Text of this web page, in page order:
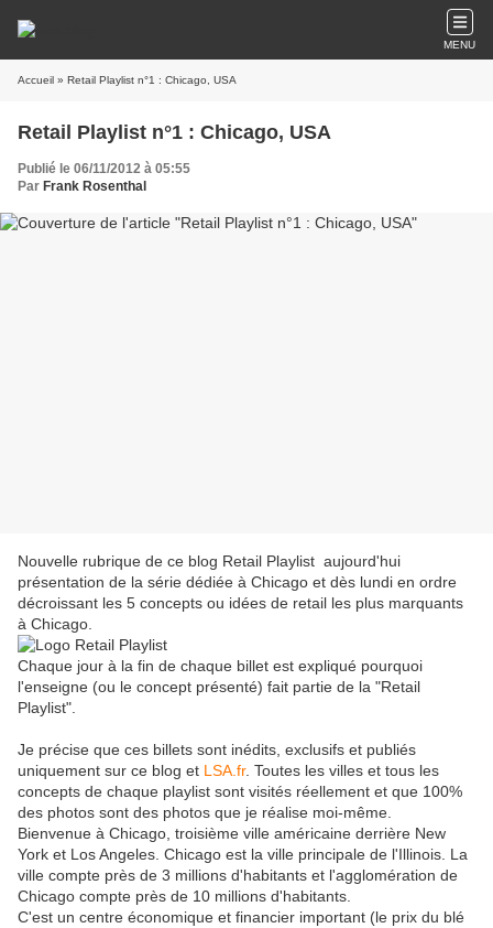
MENU
Accueil » Retail Playlist n°1 : Chicago, USA
Retail Playlist n°1 : Chicago, USA
Publié le 06/11/2012 à 05:55
Par Frank Rosenthal
Nouvelle rubrique de ce blog Retail Playlist aujourd'hui
présentation de la série dédiée à Chicago et dès lundi en ordre
décroissant les 5 concepts ou idées de retail les plus marquants
à Chicago.
Chaque jour à la fin de chaque billet est expliqué pourquoi
l'enseigne (ou le concept présenté) fait partie de la "Retail
Playlist".
Je précise que ces billets sont inédits, exclusifs et publiés
uniquement sur ce blog et LSA.fr. Toutes les villes et tous les
concepts de chaque playlist sont visités réellement et que 100%
des photos sont des photos que je réalise moi-même.
Bienvenue à Chicago, troisième ville américaine derrière New
York et Los Angeles. Chicago est la ville principale de l'Illinois. La
ville compte près de 3 millions d'habitants et l'agglomération de
Chicago compte près de 10 millions d'habitants.
C'est un centre économique et financier important (le prix du blé